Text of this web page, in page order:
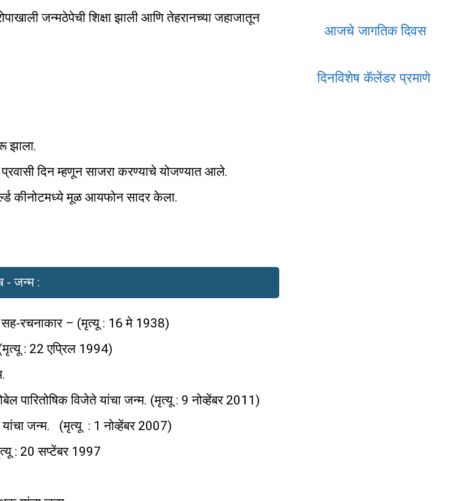
जन्मठेपेची शिक्षा झाली आणि तेहरानच्या जहाजातून
झाला.
प्रवासी दिन म्हणून साजरा करण्याचे योजण्यात आले.
कीनोटमध्ये मूळ आयफोन सादर केला.
- जन्म :
रचनाकार – (मृत्यू : 16 मे 1938)
(मृत्यू : 22 एप्रिल 1994)
पारितोषिक विजेते यांचा जन्म. (मृत्यू : 9 नोव्हेंबर 2011)
जन्म. (मृत्यू : 1 नोव्हेंबर 2007)
: 20 सप्टेंबर 1997
आजचे जागतिक दिवस
दिनविशेष कॅलेंडर प्रमाणे